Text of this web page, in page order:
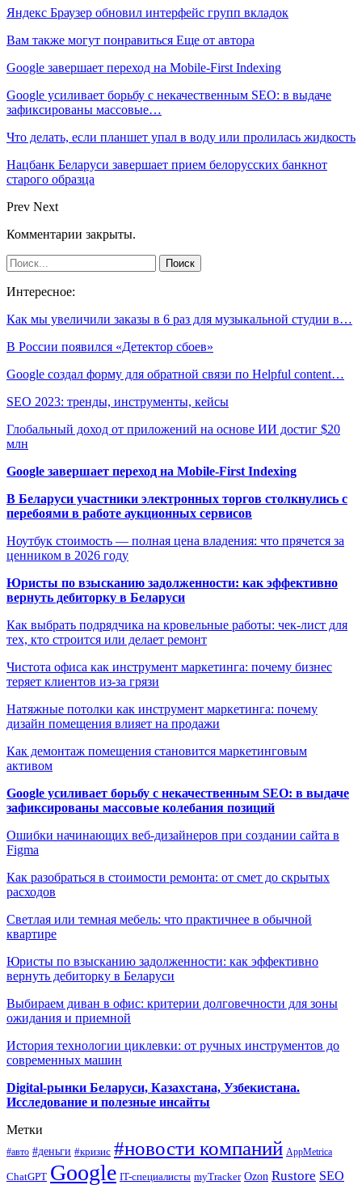
Яндекс Браузер обновил интерфейс групп вкладок
Вам также могут понравиться Еще от автора
Google завершает переход на Mobile-First Indexing
Google усиливает борьбу с некачественным SEO: в выдаче
зафиксированы массовые…
Что делать, если планшет упал в воду или пролилась жидкость
Нацбанк Беларуси завершает прием белорусских банкнот
старого образца
Prev Next
Комментарии закрыты.
Интересное:
Как мы увеличили заказы в 6 раз для музыкальной студии в…
В России появился «Детектор сбоев»
Google создал форму для обратной связи по Helpful content…
SEO 2023: тренды, инструменты, кейсы
Глобальный доход от приложений на основе ИИ достиг $20
млн
Google завершает переход на Mobile-First Indexing
В Беларуси участники электронных торгов столкнулись с
перебоями в работе аукционных сервисов
Ноутбук стоимость — полная цена владения: что прячется за
ценником в 2026 году
Юристы по взысканию задолженности: как эффективно
вернуть дебиторку в Беларуси
Как выбрать подрядчика на кровельные работы: чек-лист для
тех, кто строится или делает ремонт
Чистота офиса как инструмент маркетинга: почему бизнес
теряет клиентов из-за грязи
Натяжные потолки как инструмент маркетинга: почему
дизайн помещения влияет на продажи
Как демонтаж помещения становится маркетинговым
активом
Google усиливает борьбу с некачественным SEO: в выдаче
зафиксированы массовые колебания позиций
Ошибки начинающих веб-дизайнеров при создании сайта в
Figma
Как разобраться в стоимости ремонта: от смет до скрытых
расходов
Светлая или темная мебель: что практичнее в обычной
квартире
Юристы по взысканию задолженности: как эффективно
вернуть дебиторку в Беларуси
Выбираем диван в офис: критерии долговечности для зоны
ожидания и приемной
История технологии циклевки: от ручных инструментов до
современных машин
Digital-рынки Беларуси, Казахстана, Узбекистана.
Исследование и полезные инсайты
Метки
#авто #деньги #кризис #новости компаний AppMetrica
ChatGPT Google IT-специалисты myTracker Ozon Rustore SEO